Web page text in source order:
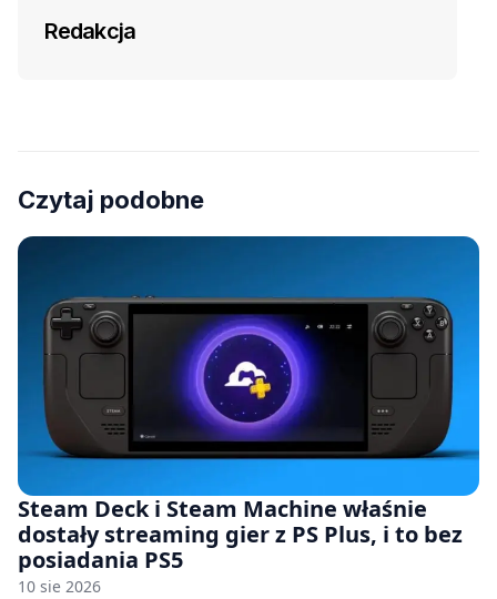
Redakcja
Czytaj podobne
Steam Deck i Steam Machine właśnie
dostały streaming gier z PS Plus, i to bez
posiadania PS5
10 sie 2026